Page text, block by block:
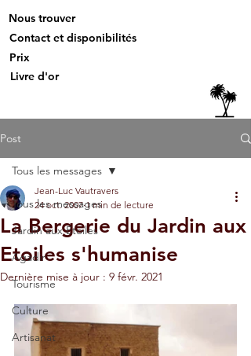
Nous trouver
Contact et disponibilités
Prix
Livre d'or
Post
Tous les messages
Jardin aux Etoiles
Agadir
Tourisme
Culture
Artisanat
Tous les messages
La Bergerie du Jardin aux
Etoiles s'humanise
Jean-Luc Vautravers
24 oct. 2007 1 min de lecture
Dernière mise à jour : 9 févr. 2021